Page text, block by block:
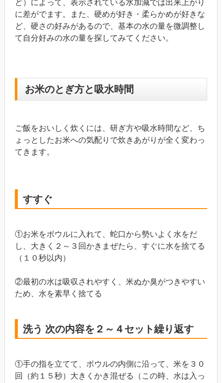
ど）によって、表示されている水加減では出来上がり
に差がでます。また、硬めが好き・柔らかめが好きな
ど、硬さの好みがあるので、基本の水の量を微調整し
て自分好みの水の量を探してみてください。
お米のとぎ方と吸水時間
ご飯をおいしく炊くには、研ぎ方や吸水時間など、ち
ょっとしたお米への気配りで炊きあがりが全く変わっ
てきます。
すすぐ
①お米をボウルに入れて、蛇口から勢いよく水をだ
し、大きく２～３回かきまぜたら、すぐに水を捨てる
（１０秒以内）
②最初の水は吸収されやすく、米ぬか臭がつきやすい
ため、水を素早く捨てる
洗う 次の内容を２～４セット繰り返す
①手の指を立てて、ボウルの内側に沿って、米を３０
回（約１５秒）大きくかき混ぜる（この時、水は入っ